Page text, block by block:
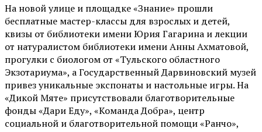
На новой улице и площадке «Знание» прошли
бесплатные мастер-классы для взрослых и детей,
квизы от библиотеки имени Юрия Гагарина и лекции
от натуралистом библиотеки имени Анны Ахматовой,
прогулки с биологом от «Тульского областного
Экзотариума», а Государственный Дарвиновский музей
привез уникальные экспонаты и настольные игры. На
«Дикой Мяте» присутствовали благотворительные
фонды «Дари Еду», «Команда Добра», центр
социальной и благотворительной помощи «Ранчо»,